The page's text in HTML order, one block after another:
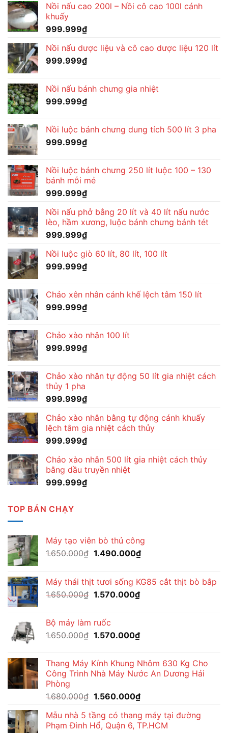
Nồi nấu cao 200l – Nồi cô cao 100l cánh
khuấy
999.999₫
Nồi nấu dược liệu và cô cao dược liệu 120 lít
999.999₫
Nồi nấu bánh chưng gia nhiệt
999.999₫
Nồi luộc bánh chưng dung tích 500 lít 3 pha
999.999₫
Nồi luộc bánh chưng 250 lít luộc 100 – 130
bánh mỗi mẻ
999.999₫
Nồi nấu phở bằng 20 lít và 40 lít nấu nước
lèo, hầm xương, luộc bánh chưng bánh tét
999.999₫
Nồi luộc giò 60 lít, 80 lít, 100 lít
999.999₫
Chảo xên nhân cánh khế lệch tâm 150 lít
999.999₫
Chảo xào nhân 100 lít
999.999₫
Chảo xào nhân tự động 50 lít gia nhiệt cách
thủy 1 pha
999.999₫
Chảo xào nhân bằng tự động cánh khuấy
lệch tâm gia nhiệt cách thủy
999.999₫
Chảo xào nhân 500 lít gia nhiệt cách thủy
bằng dầu truyền nhiệt
999.999₫
TOP BÁN CHẠY
Máy tạo viên bò thủ công
1.650.000₫ Giá
1.650.000₫.
1.490.000₫Giá
là:
Máy thái thịt tươi sống KG85 cắt thịt bò bắp
1.650.000₫ Giá
1.650.000₫.
1.570.000₫Giá
1.570.000₫.
Bộ máy làm ruốc
1.650.000₫ Giá
1.650.000₫.
1.570.000₫Giá
là:
1.570.000₫.
Thang Máy Kính Khung Nhôm 630 Kg Cho
Công Trình Nhà Máy Nước An Dương Hải
Phòng
1.680.000₫ Giá
là:
1.680.000₫.
1.560.000₫Giá
tại
là:
Mẫu nhà 5 tầng có thang máy tại đường
Phạm Đình Hổ, Quận 6, TP.HCM